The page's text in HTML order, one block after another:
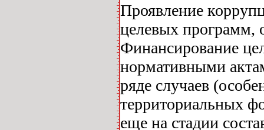
Проявление
целевых программ,
Финансирование
нормативными
ряде случаев
территориальных
еще на стадии